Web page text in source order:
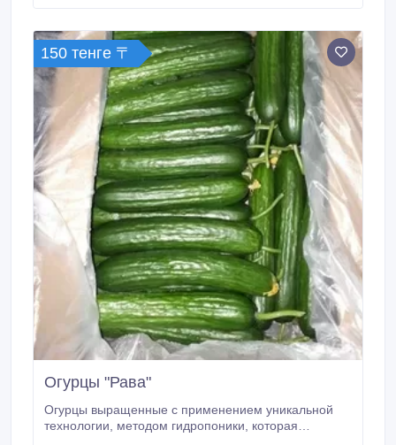
Казахстана.
150 тенге 〒
Огурцы "Рава"
Огурцы выращенные с применением уникальной
технологии, методом гидропоники, которая